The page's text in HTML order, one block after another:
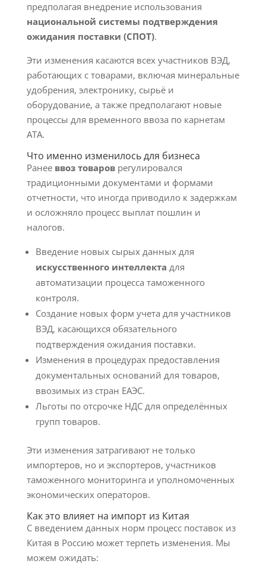
предполагая внедрение использования
национальной системы подтверждения
ожидания поставки (СПОТ).
Эти изменения касаются всех участников ВЭД,
работающих с товарами, включая минеральные
удобрения, электронику, сырьё и
оборудование, а также предполагают новые
процессы для временного ввоза по карнетам
АТА.
Что именно изменилось для бизнеса
Ранее ввоз товароврегулировался
традиционными документами и формами
отчетности, что иногда приводило к задержкам
и осложняло процесс выплат пошлин и
налогов.
Введение новых сырых данных для
искусственного интеллекта для
автоматизации процесса таможенного
контроля.
Создание новых форм учета для участников
ВЭД, касающихся обязательного
подтверждения ожидания поставки.
Изменения в процедурах предоставления
документальных оснований для товаров,
ввозимых из стран ЕАЭС.
Льготы по отсрочке НДС для определённых
групп товаров.
Эти изменения затрагивают не только
импортеров, но и экспортеров, участников
таможенного мониторинга и уполномоченных
экономических операторов.
Как это влияет на импорт из Китая
С введением данных норм процесс поставок из
Китая в Россию может терпеть изменения. Мы
можем ожидать: